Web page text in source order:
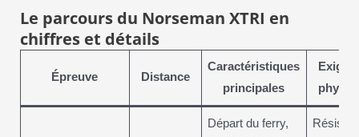
Le parcours du Norseman XTRI en
chiffres et détails
Épreuve Distance
Caractéristiques
principales
Départ du ferry,